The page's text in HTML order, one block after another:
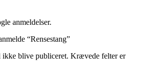
anmeldelser.
“Rensestang”
ikke blive publiceret. Krævede felter er